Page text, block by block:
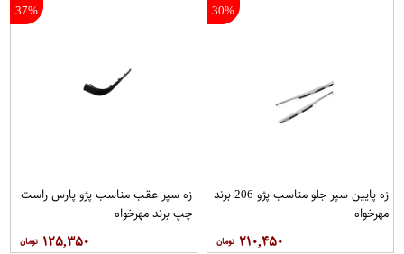
30%
زه پایین سپر جلو مناسب پژو 206 برند
مهرخواه
۲۱۰,۴۵۰
37%
زه سپر عقب مناسب پژو پارس-راست-
چپ برند مهرخواه
۱۲۵,۳۵۰